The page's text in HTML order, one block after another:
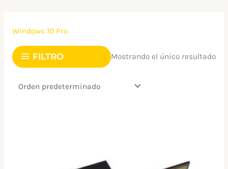
contenido
Windows 10 Pro
FILTRO Mostrando el único resultado